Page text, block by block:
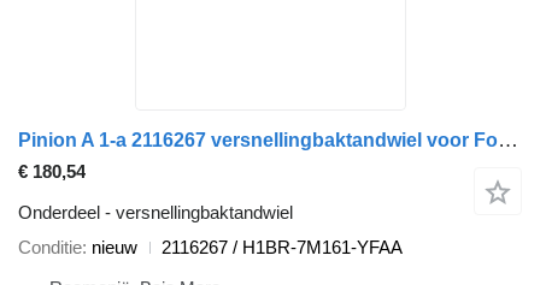
Pinion A 1-a 2116267 versnellingbaktandwiel voor Ford auto
€ 180,54
Onderdeel - versnellingbaktandwiel
Conditie nieuw
2116267 / H1BR-7M161-YFAA